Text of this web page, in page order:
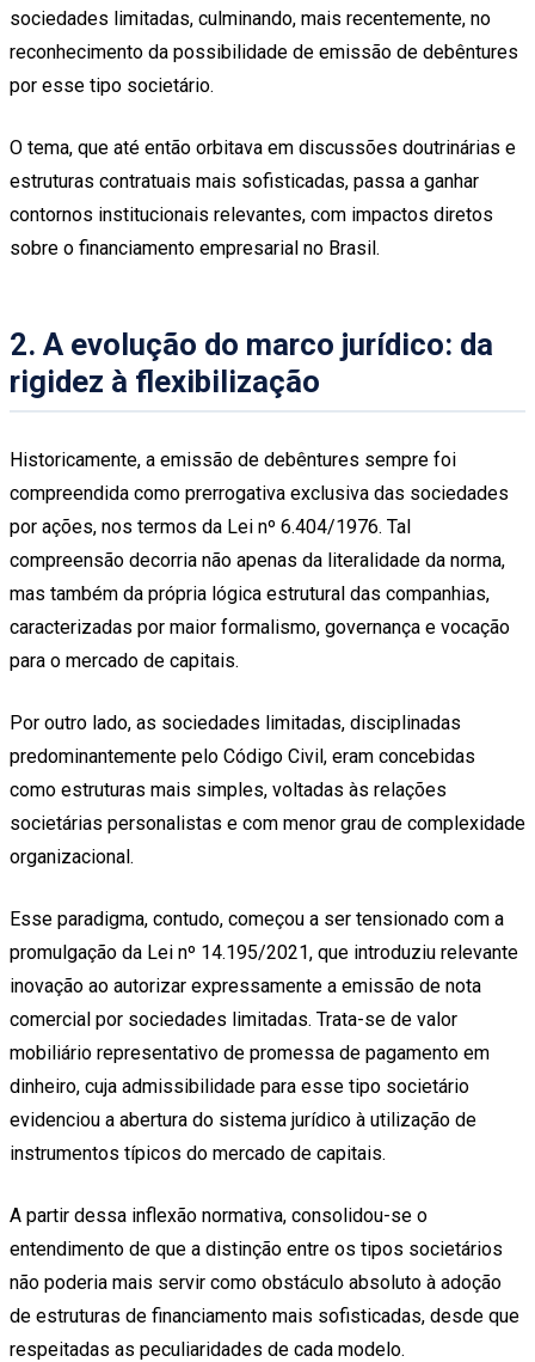
sociedades limitadas, culminando, mais recentemente, no
reconhecimento da possibilidade de emissão de debêntures
por esse tipo societário.
O tema, que até então orbitava em discussões doutrinárias e
estruturas contratuais mais sofisticadas, passa a ganhar
contornos institucionais relevantes, com impactos diretos
sobre o financiamento empresarial no Brasil.
2. A evolução do marco jurídico: da
rigidez à flexibilização
Historicamente, a emissão de debêntures sempre foi
compreendida como prerrogativa exclusiva das sociedades
por ações, nos termos da Lei nº 6.404/1976. Tal
compreensão decorria não apenas da literalidade da norma,
mas também da própria lógica estrutural das companhias,
caracterizadas por maior formalismo, governança e vocação
para o mercado de capitais.
Por outro lado, as sociedades limitadas, disciplinadas
predominantemente pelo Código Civil, eram concebidas
como estruturas mais simples, voltadas às relações
societárias personalistas e com menor grau de complexidade
organizacional.
Esse paradigma, contudo, começou a ser tensionado com a
promulgação da Lei nº 14.195/2021, que introduziu relevante
inovação ao autorizar expressamente a emissão de nota
comercial por sociedades limitadas. Trata-se de valor
mobiliário representativo de promessa de pagamento em
dinheiro, cuja admissibilidade para esse tipo societário
evidenciou a abertura do sistema jurídico à utilização de
instrumentos típicos do mercado de capitais.
A partir dessa inflexão normativa, consolidou-se o
entendimento de que a distinção entre os tipos societários
não poderia mais servir como obstáculo absoluto à adoção
de estruturas de financiamento mais sofisticadas, desde que
respeitadas as peculiaridades de cada modelo.